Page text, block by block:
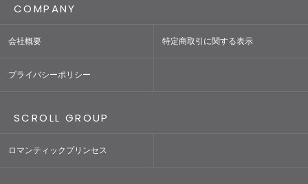
COMPANY
会社概要 特定商取引に関する表示
プライバシーポリシー
SCROLL GROUP
ロマンティックプリンセス